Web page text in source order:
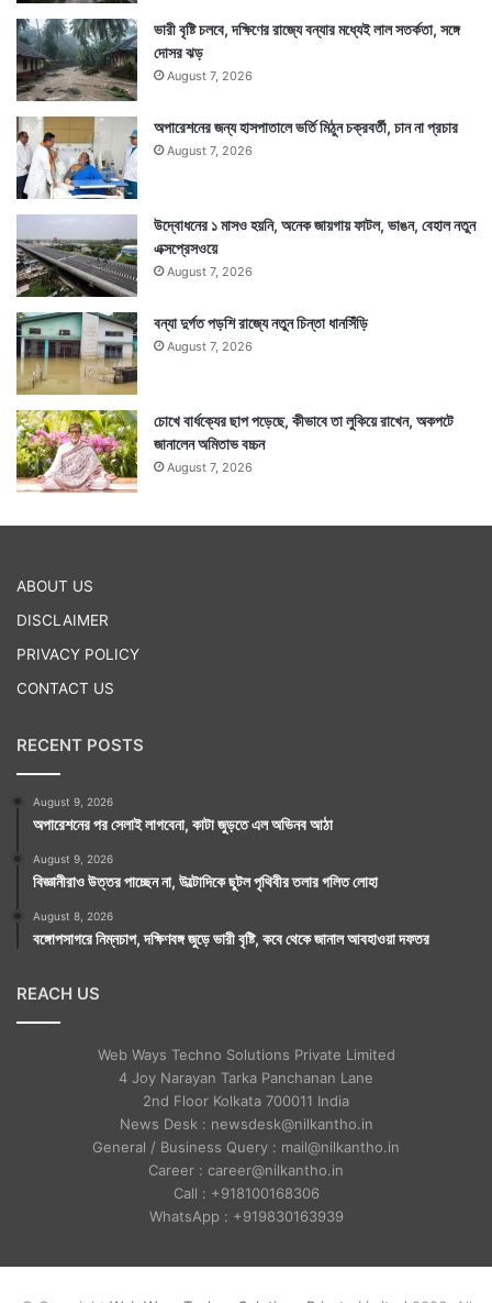
ভারী বৃষ্টি চলবে, দক্ষিণের রাজ্যে বন্যার মধ্যেই লাল সতর্কতা, সঙ্গে
দোসর ঝড়
August 7, 2026
অপারেশনের জন্য হাসপাতালে ভর্তি মিঠুন চক্রবর্তী, চান না প্রচার
August 7, 2026
উদ্বোধনের ১ মাসও হয়নি, অনেক জায়গায় ফাটল, ভাঙন, বেহাল নতুন
এক্সপ্রেসওয়ে
August 7, 2026
বন্যা দুর্গত পড়শি রাজ্যে নতুন চিন্তা ধানসিঁড়ি
August 7, 2026
চোখে বার্ধক্যের ছাপ পড়েছে, কীভাবে তা লুকিয়ে রাখেন, অকপটে
জানালেন অমিতাভ বচ্চন
August 7, 2026
ABOUT US
DISCLAIMER
PRIVACY POLICY
CONTACT US
RECENT POSTS
August 9, 2026
অপারেশনের পর সেলাই লাগবেনা, কাটা জুড়তে এল অভিনব আঠা
August 9, 2026
বিজ্ঞানীরাও উত্তর পাচ্ছেন না, উল্টোদিকে ছুটল পৃথিবীর তলার গলিত লোহা
August 8, 2026
বঙ্গোপসাগরে নিম্নচাপ, দক্ষিণবঙ্গ জুড়ে ভারী বৃষ্টি, কবে থেকে জানাল আবহাওয়া দফতর
REACH US
Web Ways Techno Solutions Private Limited
4 Joy Narayan Tarka Panchanan Lane
2nd Floor Kolkata 700011 India
News Desk : newsdesk@nilkantho.in
General / Business Query : mail@nilkantho.in
Career : career@nilkantho.in
Call : +918100168306
WhatsApp : +919830163939